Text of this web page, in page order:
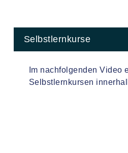
Selbstlernkurse
Im nachfolgenden Video
Selbstlernkursen